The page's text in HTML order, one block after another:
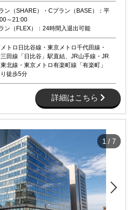
ン（SHARE）・Cプラン（BASE）：平
～21:00
ン（FLEX）：24時間入退出可能
トロ日比谷線・東京メトロ千代田線・
田線「日比谷」駅直結、JR山手線・JR
北線・東京メトロ有楽町線「有楽町」
徒歩5分
詳細はこちら

1 / 7